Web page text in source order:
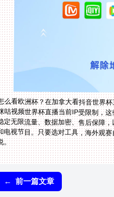
么看欧洲杯？在加拿大看抖音世界
咕视频世界杯直播当前IP受限制，
。
← 前一篇文章